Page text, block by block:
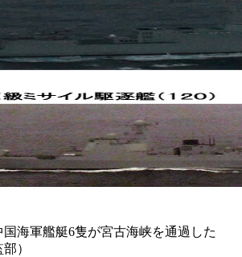
海軍艦艇6隻が宮古海峡を通過した
）